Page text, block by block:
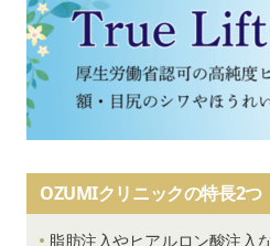
OZUMIクリニックの特長2つ
脂肪注入やヒアルロン酸注入